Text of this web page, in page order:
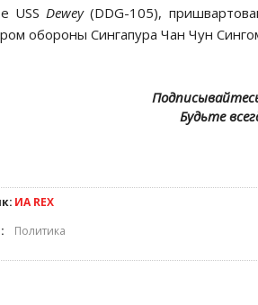
USSDewey(DDG-105),
обороны Сингапура Чан Чун
Будьте
ИА REX
Политика